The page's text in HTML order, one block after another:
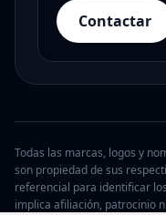
Contactar
Todas las marcas, logos y
son propiedad de sus
referencial para identificar
implica afiliación, patrocinio